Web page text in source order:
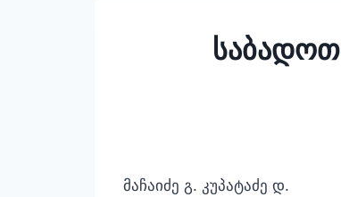
მაჩაიძე გ. კუპატაძე დ.